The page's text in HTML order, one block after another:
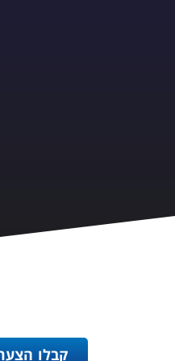
קבלו